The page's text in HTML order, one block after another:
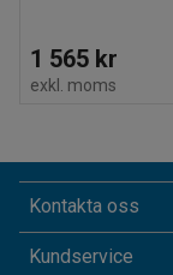
1 565 kr
exkl. moms
Kontakta oss
Kundservice